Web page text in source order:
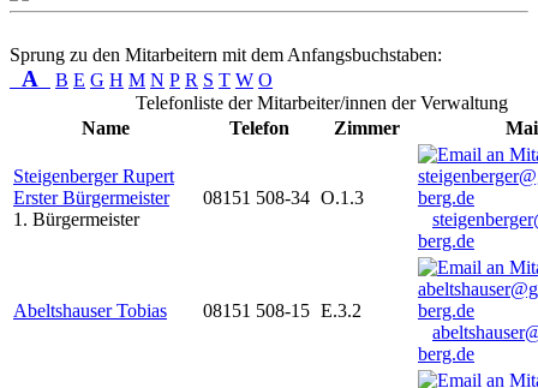
Sprung zu den Mitarbeitern mit dem Anfangsbuchstaben:
A B E G H M N P R S T W O
Telefonliste der Mitarbeiter/innen der Verwaltung
Name
Telefon Zimmer
Steigenberger Rupert
Erster Bürgermeister
1. Bürgermeister
08151 508-34 O.1.3
berg.de
Abeltshauser Tobias 08151 508-15 E.3.2
berg.de